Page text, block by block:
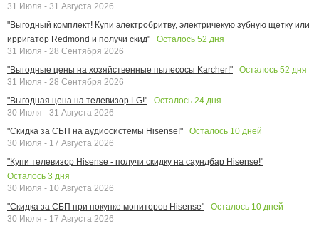
31 Июля - 31 Августа 2026
"Выгодный комплект! Купи электробритву, электричекую зубную щетку или
ирригатор Redmond и получи скид"
Осталось 52 дня
31 Июля - 28 Сентября 2026
"Выгодные цены на хозяйственные пылесосы Karcher!"
Осталось 52 дня
31 Июля - 28 Сентября 2026
"Выгодная цена на телевизор LG!"
Осталось 24 дня
30 Июля - 31 Августа 2026
"Скидка за СБП на аудиосистемы Hisense!"
Осталось 10 дней
30 Июля - 17 Августа 2026
"Купи телевизор Hisense - получи скидку на саундбар Hisense!"
Осталось 3 дня
30 Июля - 10 Августа 2026
"Скидка за СБП при покупке мониторов Hisense"
Осталось 10 дней
30 Июля - 17 Августа 2026